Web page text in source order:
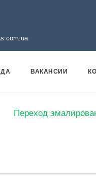
ВАКАНСИИ
Переход